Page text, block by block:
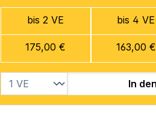
bis 2 VE
175,00 €
bis 4 VE
163,00 €
In